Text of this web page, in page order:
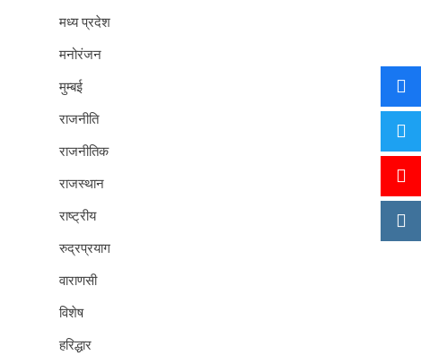
मध्य प्रदेश
मनोरंजन
मुम्बई
राजनीति
राजनीतिक
राजस्थान
राष्ट्रीय
रुद्रप्रयाग
वाराणसी
विशेष
हरिद्धार